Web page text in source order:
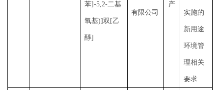
苯]-5,2-二基
氧基)]双[乙
醇]
有限公司
产
实施的
新用途
环境管
理相关
要求